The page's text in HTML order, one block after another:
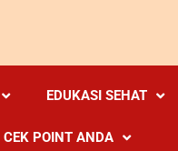
EDUKASI SEHAT
CEK POINT ANDA